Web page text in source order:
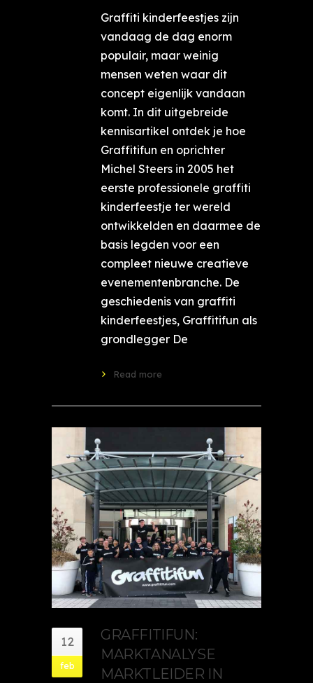
Graffiti kinderfeestjes zijn
vandaag de dag enorm
populair, maar weinig
mensen weten waar dit
concept eigenlijk vandaan
komt. In dit uitgebreide
kennisartikel ontdek je hoe
Graffitifun en oprichter
Michel Steers in 2005 het
eerste professionele graffiti
kinderfeestje ter wereld
ontwikkelden en daarmee de
basis legden voor een
compleet nieuwe creatieve
evenementenbranche. De
geschiedenis van graffiti
kinderfeestjes, Graffitifun als
grondlegger De
Read more
12
feb
GRAFFITIFUN:
MARKTANALYSE
MARKTLEIDER IN